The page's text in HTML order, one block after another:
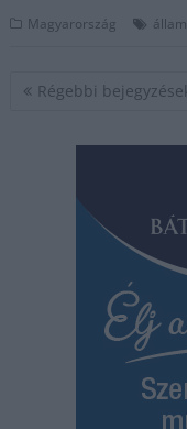
Magyarország
Bejegyzés
Régebbi